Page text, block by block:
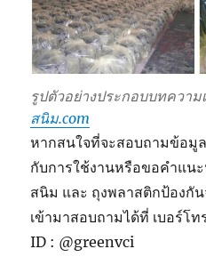
รูปตัวอย่างประกอบบทความ
สนิม.com
หากสนใจที่จะสอบถามข้อมูล
กับการใช้งานหรือขอคำแน
สนิม และ ถุงพลาสติกป้องกั
เข้ามาสอบถามได้ที่ เบอร์
ID : @greenvci